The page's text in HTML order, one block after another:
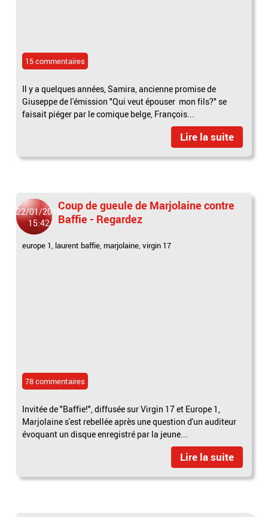
15 commentaires
Il y a quelques années, Samira, ancienne promise de
Giuseppe de l'émission "Qui veut épouser mon fils?" se
faisait piéger par le comique belge, François...
Lire la suite
22/01/2010
15:42
Coup de gueule de Marjolaine contre
Baffie - Regardez
europe 1, laurent baffie, marjolaine,virgin 17
78 commentaires
Invitée de "Baffie!", diffusée sur Virgin 17 et Europe 1,
Marjolaine s'est rebellée après une question d'un auditeur
évoquant un disque enregistré par la jeune...
Lire la suite